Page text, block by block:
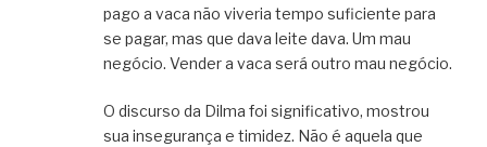
pago a vaca não viveria tempo suficiente para
se pagar, mas que dava leite dava. Um mau
negócio. Vender a vaca será outro mau negócio.
O discurso da Dilma foi significativo, mostrou
sua insegurança e timidez. Não é aquela que